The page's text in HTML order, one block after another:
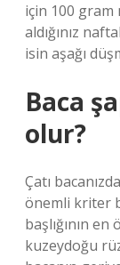
için 100 gram
aldığınız
isin aşağı
Baca
olur?
Çatı
önemli kriter
başlığının
kuzeydoğu